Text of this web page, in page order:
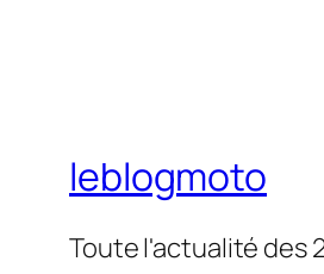
leblogmoto
Toute l'actualité des